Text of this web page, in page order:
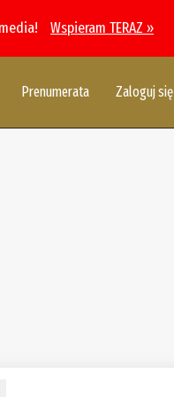
Wspieram TERAZ »
Prenumerata Zaloguj się